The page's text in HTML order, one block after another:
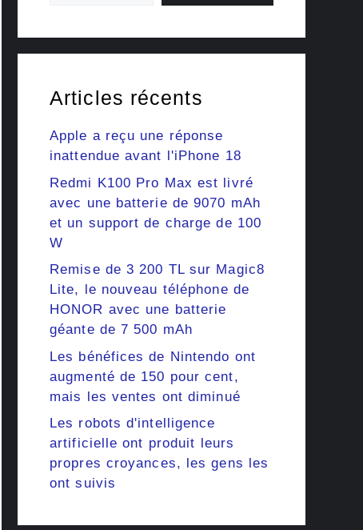
Articles récents
Apple a reçu une réponse
inattendue avant l'iPhone 18
Redmi K100 Pro Max est livré
avec une batterie de 9070 mAh
et un support de charge de 100
W
Remise de 3 200 TL sur Magic8
Lite, le nouveau téléphone de
HONOR avec une batterie
géante de 7 500 mAh
Les bénéfices de Nintendo ont
augmenté de 150 pour cent,
mais les ventes ont diminué
Les robots d'intelligence
artificielle ont produit leurs
propres croyances, les gens les
ont suivis